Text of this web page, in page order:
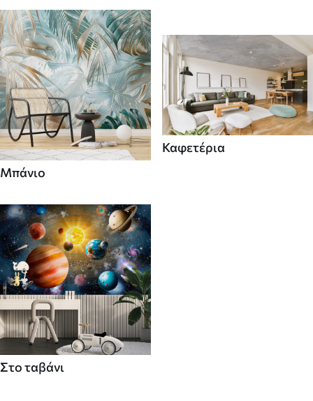
Μπάνιο
Καφετέρια
Στο ταβάνι